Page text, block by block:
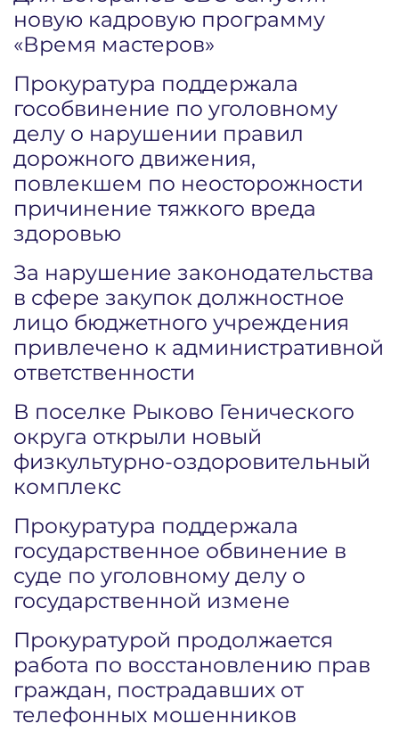
новую кадровую программу
«Время мастеров»
Прокуратура поддержала
гособвинение по уголовному
делу о нарушении правил
дорожного движения,
повлекшем по неосторожности
причинение тяжкого вреда
здоровью
За нарушение законодательства
в сфере закупок должностное
лицо бюджетного учреждения
привлечено к административной
ответственности
В поселке Рыково Генического
округа открыли новый
физкультурно-оздоровительный
комплекс
Прокуратура поддержала
государственное обвинение в
суде по уголовному делу о
государственной измене
Прокуратурой продолжается
работа по восстановлению прав
граждан, пострадавших от
телефонных мошенников